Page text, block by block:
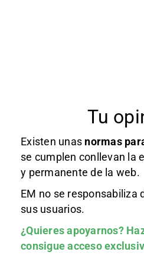
Tu
Existen unas normas
se cumplen conllevan la
y permanente de la web.
EM no se responsabiliza
sus usuarios.
¿Quieres apoyarnos?
consigue acceso